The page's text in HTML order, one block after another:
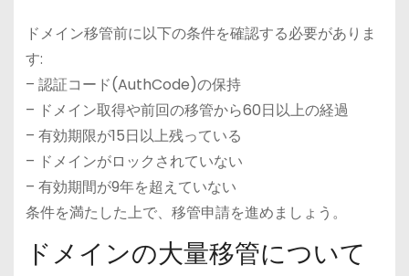
ドメイン移管前に以下の条件を確認する必要がありま
す:
– 認証コード(AuthCode)の保持
– ドメイン取得や前回の移管から60日以上の経過
– 有効期限が15日以上残っている
– ドメインがロックされていない
– 有効期間が9年を超えていない
条件を満たした上で、移管申請を進めましょう。
ドメインの大量移管について